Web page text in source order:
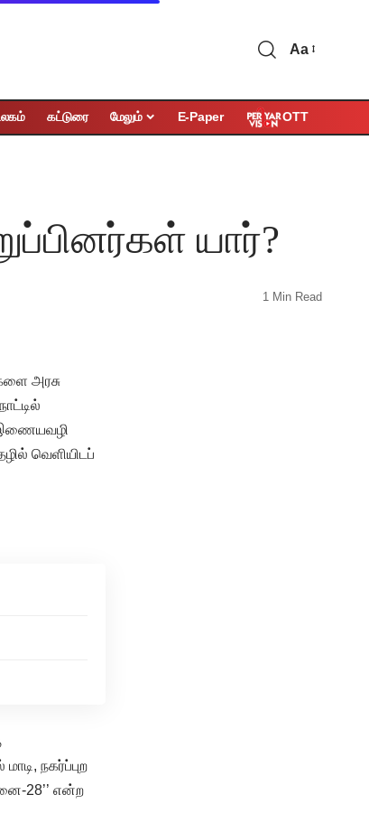
Aa
கட்டுரை மேலும் E-Paper OTT
யார்?
1 Min Read
அரசு
இணையவழி
வெளியிடப்
நகர்ப்புற
28’’ என்ற